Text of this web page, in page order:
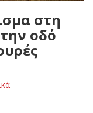
στη
οδό